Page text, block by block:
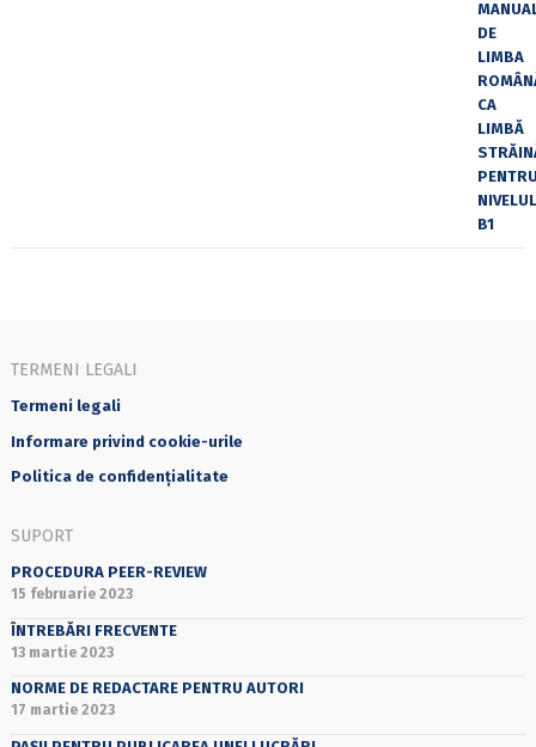
TERMENI LEGALI
Termeni legali
Informare privind cookie-urile
Politica de confidențialitate
SUPORT
PROCEDURA PEER-REVIEW
15 februarie 2023
ÎNTREBĂRI FRECVENTE
13 martie 2023
NORME DE REDACTARE PENTRU AUTORI
17 martie 2023